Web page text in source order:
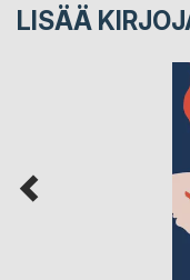
LISÄÄ